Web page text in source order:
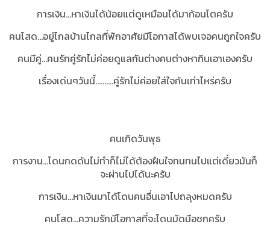
การเงิน...หาเงินได้น้อยแต่ดูเหมือนได้มาก้อนโตครับ
คนโสด...อยู่ไกลบ้านไกลที่พักอาศัยมีโอกาสได้พบเจอคนถูกใจครับ
คนมีคู่...คนรักคู่รักไม่ค่อยดูแลกันต่างคนต่างหากินเอาเองครับ
เรื่องเด่นๆวันนี้..........คู่รักไม่ค่อยใส่ใจกันเท่าไหร่ครับ
คนเกิดวันพุธ
การงาน...โดนกดดันไม่ทำก็ไม่ได้ต้องฝืนใจทนทนไปแต่เดี๋ยวมันก็
จะผ่านไปได้นะครับ
การเงิน...หาเงินมาได้โดนคนอื่นเอาไปถลุงหมดครับ
คนโสด...ความรักมีโอกาสที่จะโดนมัดมือชกครับ